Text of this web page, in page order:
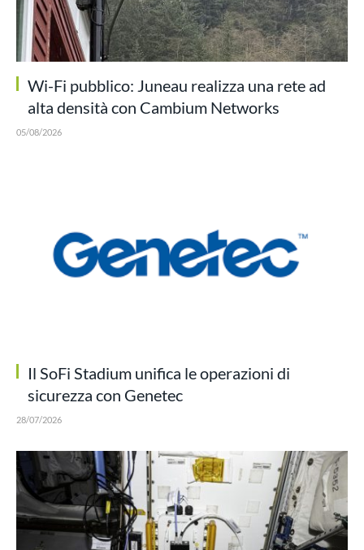
Wi-Fi pubblico: Juneau realizza una rete ad
alta densità con Cambium Networks
05/08/2026
Il SoFi Stadium unifica le operazioni di
sicurezza con Genetec
28/07/2026